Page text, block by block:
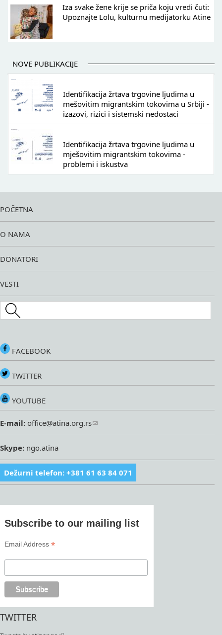
Iza svake žene krije se priča koju vredi čuti:
Upoznajte Lolu, kulturnu medijatorku Atine
NOVE PUBLIKACIJE
Identifikacija žrtava trgovine ljudima u
mešovitim migrantskim tokovima u Srbiji -
izazovi, rizici i sistemski nedostaci
Identifikacija žrtava trgovine ljudima u
mješovitim migrantskim tokovima -
problemi i iskustva
POČETNA
O NAMA
DONATORI
VESTI
Search this site
FACEBOOK
TWITTER
YOUTUBE
E-mail: office@atina.org.rs
Skype: ngo.atina
Dežurni telefon: +381 61 63 84 071
Subscribe to our mailing list
Email Address*
TWITTER